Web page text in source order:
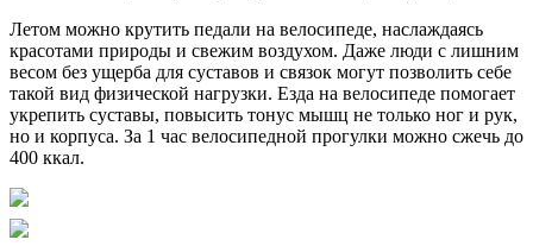
Летом можно крутить педали на велосипеде, наслаждаясь
красотами природы и свежим воздухом. Даже люди с лишним
весом без ущерба для суставов и связок могут позволить себе
такой вид физической нагрузки. Езда на велосипеде помогает
укрепить суставы, повысить тонус мышц не только ног и рук,
но и корпуса. За 1 час велосипедной прогулки можно сжечь до
400 ккал.